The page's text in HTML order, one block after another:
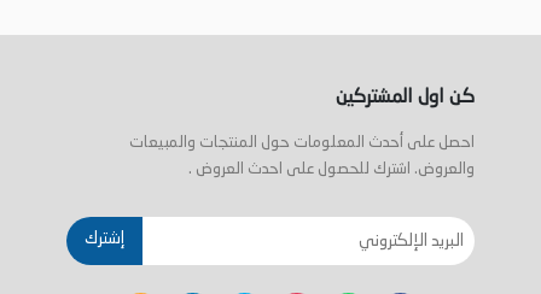
كن اول المشتركين
احصل على أحدث المعلومات حول المنتجات والمبيعات
والعروض. اشترك للحصول على احدث العروض .
إشترك